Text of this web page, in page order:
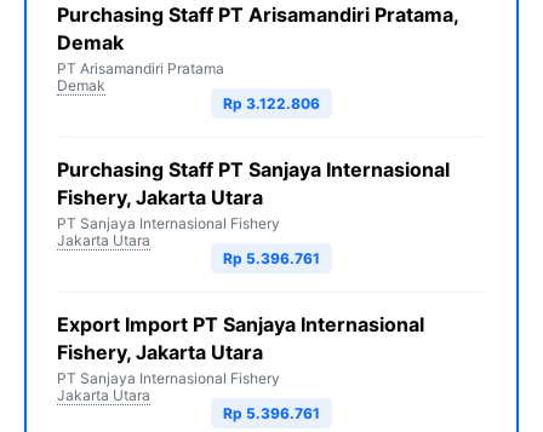
Purchasing Staff PT Arisamandiri Pratama,
Demak
PT Arisamandiri Pratama
Demak
Rp 3.122.806
Purchasing Staff PT Sanjaya Internasional
Fishery, Jakarta Utara
PT Sanjaya Internasional Fishery
Jakarta Utara
Rp 5.396.761
Export Import PT Sanjaya Internasional
Fishery, Jakarta Utara
PT Sanjaya Internasional Fishery
Jakarta Utara
Rp 5.396.761